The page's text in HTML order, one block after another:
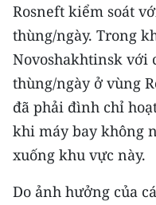
Đồng bằng sông Cửu
Chuyên trang Hà Nội
Chuyên trang TP. Hồ
CHUYÊN ĐỀ
CÁC CHUYÊN TRANG
Rosneft kiểm soát
thùng/ngày. Trong
Novoshakhtinsk với
thùng/ngày ở vùng
đã phải đình chỉ
khi máy bay không
xuống khu vực này.
Do ảnh hưởng của